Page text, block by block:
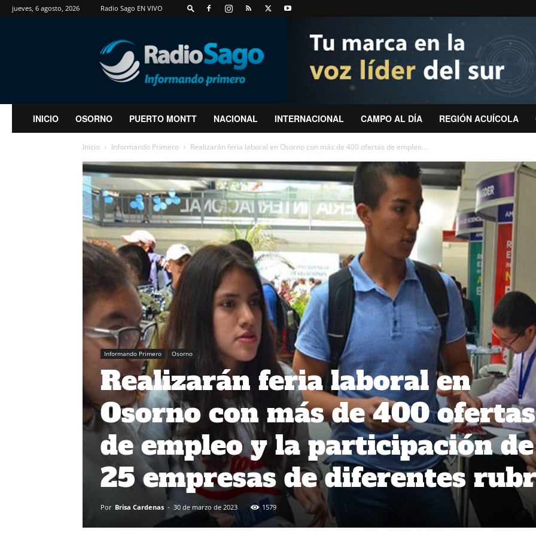
jueves, 6 agosto, 2026 Radio Sago EN VIVO
RadioSago
INICIO OSORNO PUERTO MONTT NACIONAL INTERNACIONAL CAMPO AL DÍA REGIÓN ACUÍCOLA
Inicio Informando Primero Realizarán feria laboral en Osorno con más de 400 ofertas de empleo...
Informando Primero Osorno
Realizarán feria laboral en
Osorno con más de 400 ofertas
de empleo y la participación de
25 empresas de diferentes
Por Brisa Cardenas - 30 de marzo de 2023 1579